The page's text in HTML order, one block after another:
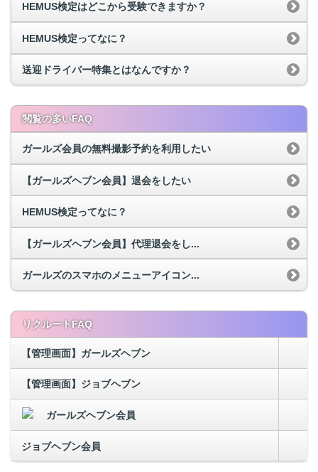
HEMUS検定はどこから受験できますか？
HEMUS検定ってなに？
送迎ドライバー特集とはなんですか？
閲覧の多いFAQ
ガールズ会員の無料撮影予約を利用したい
【ガールズヘブン会員】退会をしたい
HEMUS検定ってなに？
【ガールズヘブン会員】代理退会をし...
ガールズのスマホのメニューアイコン...
リクルートFAQ
【管理画面】ガールズヘブン
【管理画面】ジョブヘブン
ガールズヘブン会員
ジョブヘブン会員